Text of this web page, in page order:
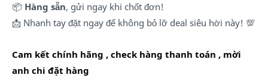
📦 Hàng sẵn, gửi ngay khi chốt đơn!
📩 Nhanh tay đặt ngay để không bỏ lỡ deal siêu hời này! 💯
Cam kết chính hãng , check hàng thanh toán , mời
anh chi đặt hàng